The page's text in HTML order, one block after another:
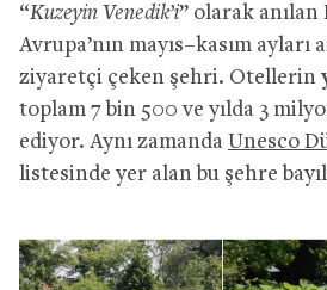
“Kuzeyin Venedik’i” olarak anılan
Avrupa’nın mayıs–kasım ayları
ziyaretçi çeken şehri. Otellerin
toplam 7 bin 500 ve yılda 3
ediyor. Aynı zamanda Unesco
listesinde yer alan bu şehre